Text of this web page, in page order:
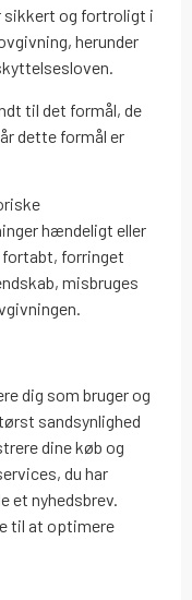
sikkert og fortroligt i
herunder
til det formål, de
dette formål er
hændeligt eller
forringet
misbruges
dig som bruger og
sandsynlighed
dine køb og
du har
et nyhedsbrev.
til at optimere